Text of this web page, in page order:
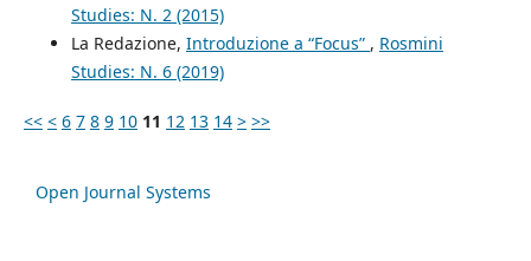
Studies: N. 2 (2015)
La Redazione, Introduzione a “Focus” , Rosmini
Studies: N. 6 (2019)
<< < 6 7 8 9 10 11 12 13 14 > >>
Open Journal Systems